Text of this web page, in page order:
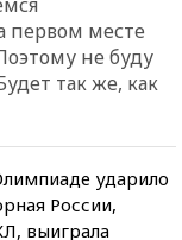
первом месте
не буду
так же, как
ударило
России,
выиграла